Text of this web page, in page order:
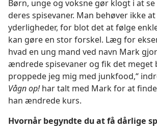
Børn, unge og voksne gør klogt i at
deres spisevaner. Man behøver ikke
yderligheder, for blot det at følge
kan gøre en stor forskel. Læg for
hvad en ung mand ved navn Mark
ændrede spisevaner og fik det meget
proppede jeg mig med junkfood,“
Vågn op!har talt med Mark for at
han ændrede kurs.
Hvornår begyndte du at få dårlige